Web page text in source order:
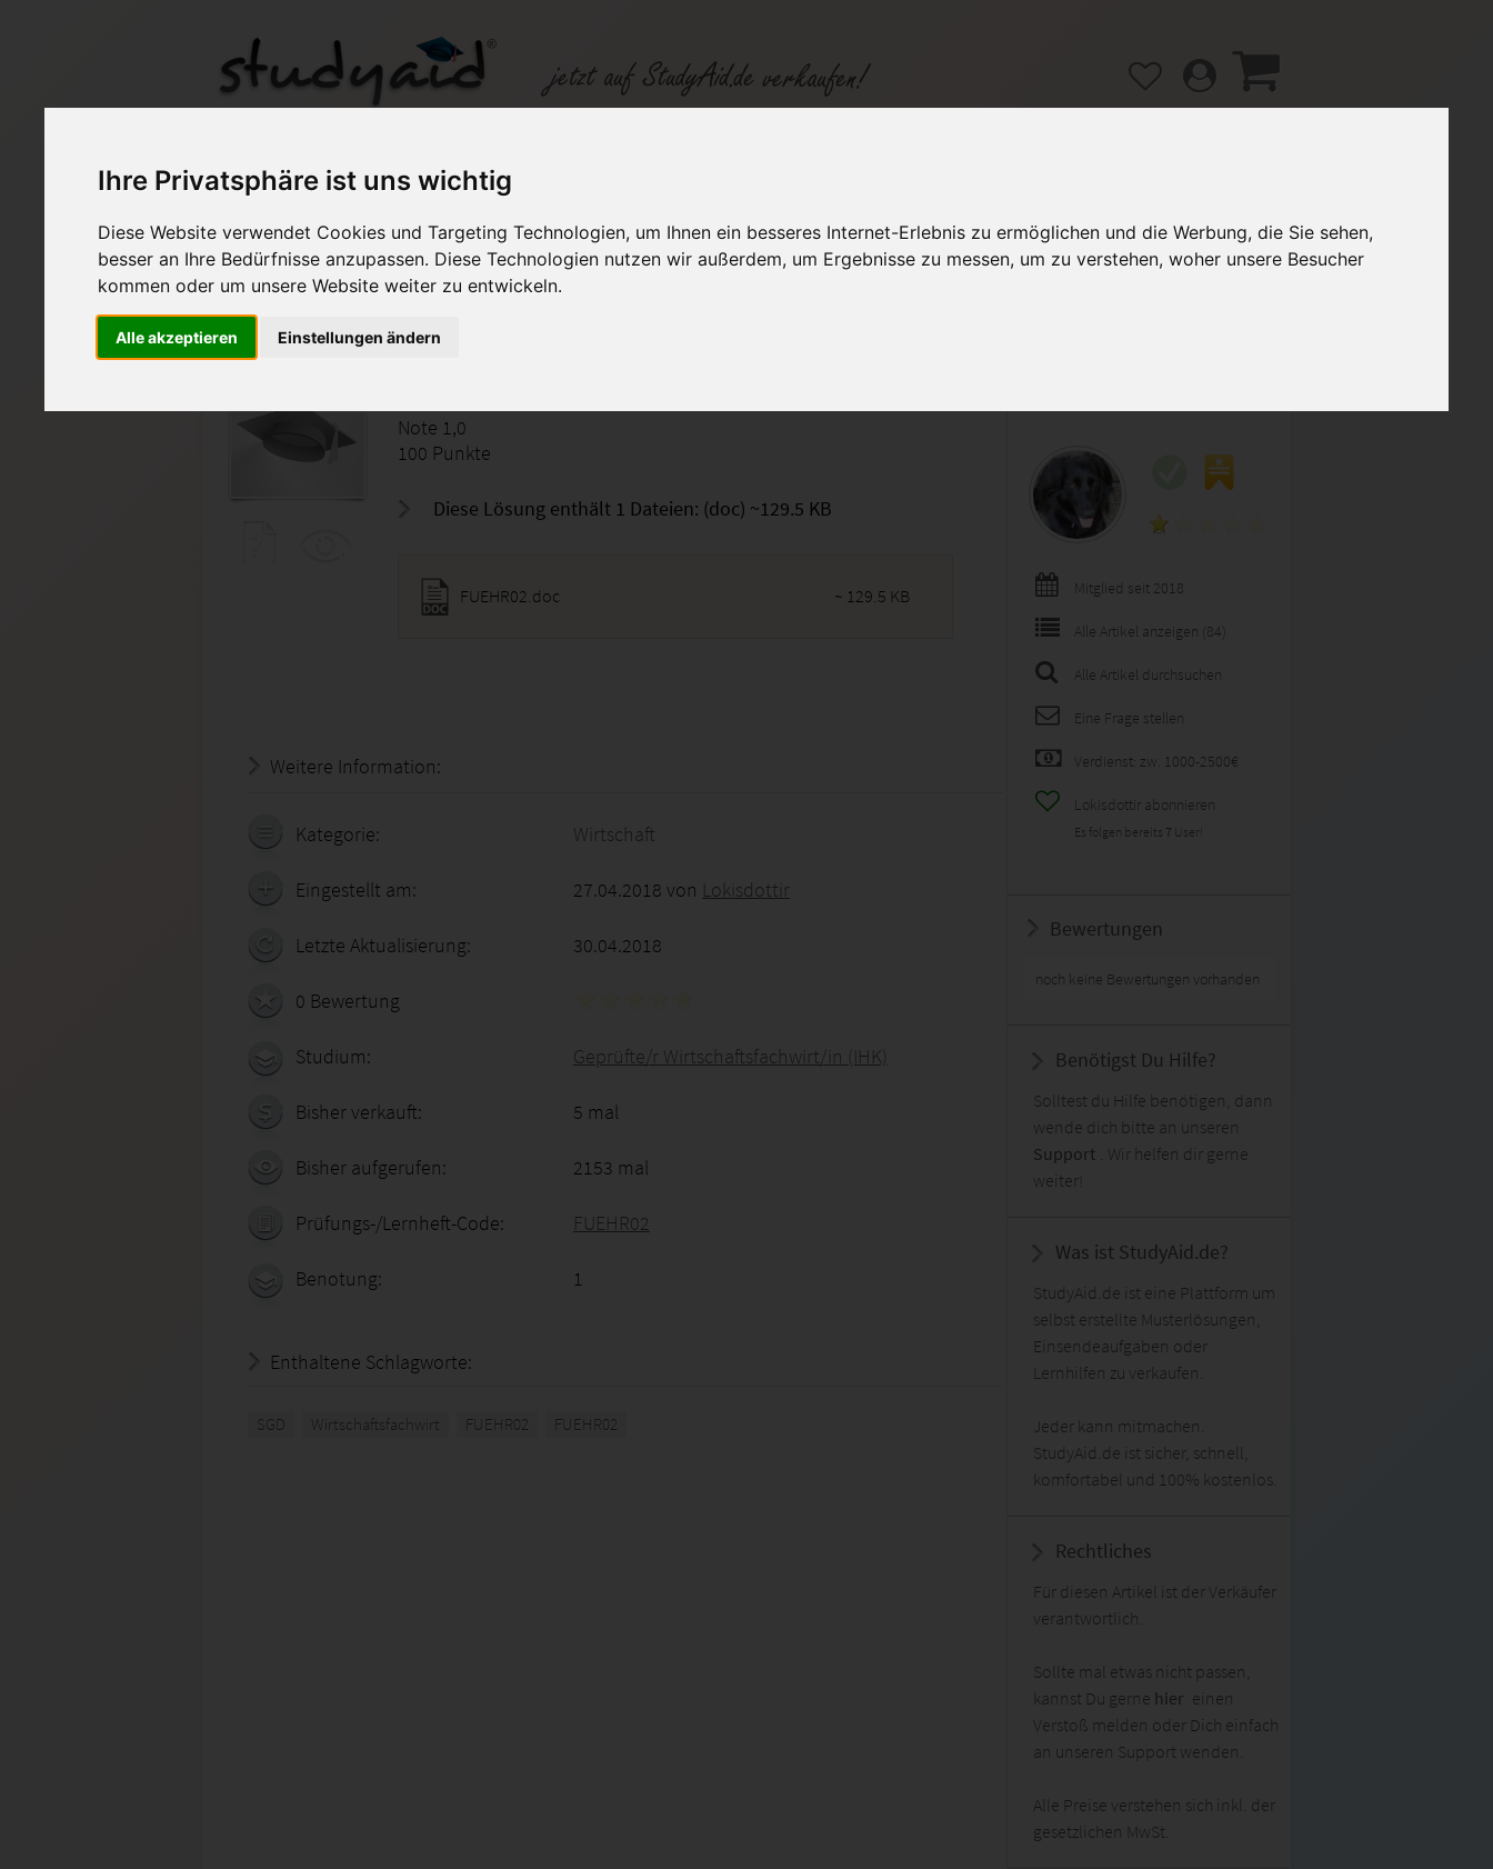
Ihre Privatsphäre ist uns wichtig
Diese Website verwendet Cookies und Targeting Technologien, um Ihnen ein besseres Internet-Erlebnis zu ermöglichen und die Werbung, die Sie sehen,
besser an Ihre Bedürfnisse anzupassen. Diese Technologien nutzen wir außerdem, um Ergebnisse zu messen, um zu verstehen, woher unsere Besucher
kommen oder um unsere Website weiter zu entwickeln.
Alle akzeptieren Einstellungen ändern
FUEHR02
Auf StudyAid.de verkaufen Kategorien Studiengänge / Lehrgänge Hilfe / FAQ
Note 1,0
100 Punkte
Diese Lösung enthält 1 Dateien: (doc) ~129.5 KB
FUEHR02.doc ~ 129.5 KB
Weitere Information:
Kategorie: Wirtschaft
Eingestellt am: 27.04.2018 von Lokisdottir
Letzte Aktualisierung: 30.04.2018
0 Bewertung
Studium: Geprüfte/r Wirtschaftsfachwirt/in (IHK)
Bisher verkauft: 5 mal
Bisher aufgerufen: 2153 mal
Prüfungs-/Lernheft-Code: FUEHR02
Benotung: 1
Enthaltene Schlagworte:
SGD Wirtschaftsfachwirt FUEHR02 FUEHR02
Mitglied seit 2018
Alle Artikel anzeigen (84)
Alle Artikel durchsuchen
Eine Frage stellen
Verdienst: zw. 1000-2500€
Lokisdottir abonnieren
Es folgen bereits 7 User!
Bewertungen
noch keine Bewertungen vorhanden
Benötigst Du Hilfe?
Solltest du Hilfe benötigen, dann
wende dich bitte an unseren
Support . Wir helfen dir gerne
weiter!
Was ist StudyAid.de?
StudyAid.de ist eine Plattform um
selbst erstellte Musterlösungen,
Einsendeaufgaben oder
Lernhilfen zu verkaufen.
Jeder kann mitmachen.
StudyAid.de ist sicher, schnell,
komfortabel und 100% kostenlos.
Rechtliches
Für diesen Artikel ist der Verkäufer
verantwortlich.
Sollte mal etwas nicht passen,
kannst Du gerne hier einen
Verstoß melden oder Dich einfach
an unseren Support wenden.
Alle Preise verstehen sich inkl. der
gesetzlichen MwSt.